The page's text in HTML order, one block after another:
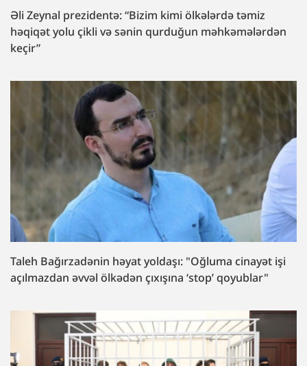
Əli Zeynal prezidentə: “Bizim kimi ölkələrdə təmiz
həqiqət yolu çikli və sənin qurduğun məhkəmələrdən
keçir”
Taleh Bağırzadənin həyat yoldaşı: "Oğluma cinayət işi
açılmazdan əvvəl ölkədən çıxışına ‘stop’ qoyublar"